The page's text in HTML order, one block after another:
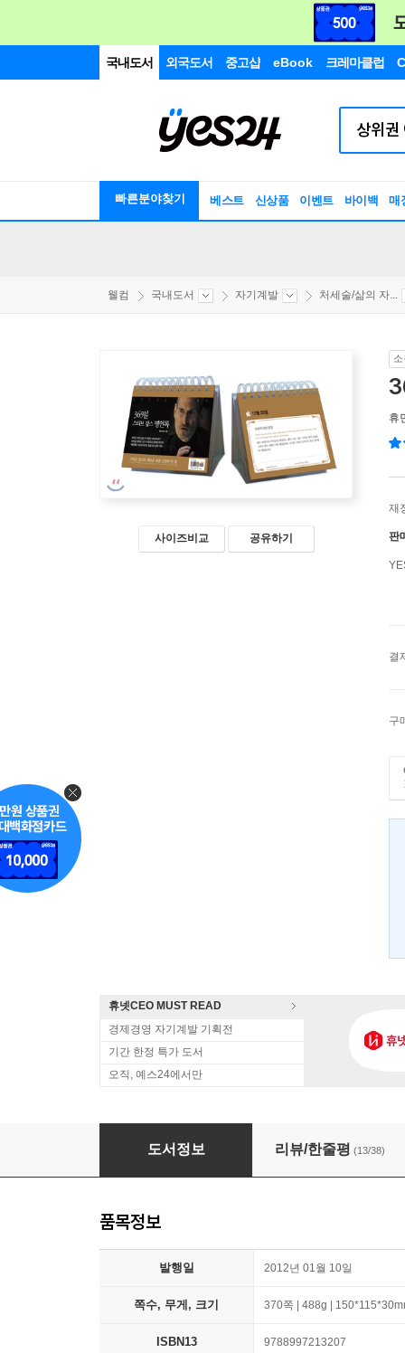
국내도서 외국도서 중고샵 eBook 크레마클럽
빠른분야찾기 베스트 신상품 이벤트 바이백 매
웰컴 국내도서 자기계발 처세술/삶의 자...
사이즈비교 공유하기
휴
재
판
결
구
휴넷CEO MUST READ
경제경영 자기계발 기획전
기간 한정 특가 도서
오직, 예스24에서만
365일 스티브 잡스 명언록
도서정보 리뷰/한줄평 (13/38)
품목정보
발행일 2012년 01월 10일
쪽수, 무게, 크기 370쪽 | 488g |
ISBN13 9788997213207